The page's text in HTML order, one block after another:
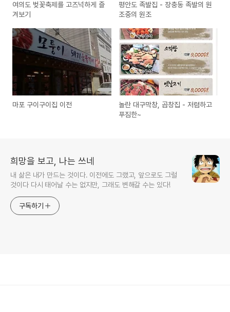
여의도 벚꽃축제를 고즈넉하게 즐
겨보기
평안도 족발집 - 장충동 족발의 원
조중의 원조
마포 구이구이집 이전
놀란 대구막창, 곱창집 - 저렴하고
푸짐한~
희망을 보고, 나는 쓰네
내 삶은 내가 만드는 것이다. 이전에도 그랬고, 앞으로도 그럴
것이다 다시 태어날 수는 없지만, 그래도 변해갈 수는 있다!
구독하기